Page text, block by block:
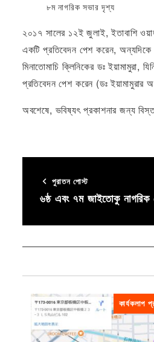
৮ম নাগরিক সভার দৃশ্য
২০১৭ সালের ১২ই জুলাই, ইতাবাশি
একটি প্রতিবেদন পেশ করেন,
মিনাতোমাচি ক্লিনিকের ডঃ ইয়ামামুরা,
প্রতিবেদন পেশ করেন (ডঃ
অবশেষে, ভবিষ্যৎ প্রকাশনার জন্য
পুরাতন পোস্ট
৬ষ্ঠ এবং ৭ম জাইতোকু নাগরিক
কার্যকলাপ